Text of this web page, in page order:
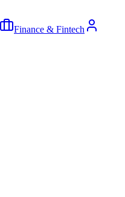
Finance & Fintech